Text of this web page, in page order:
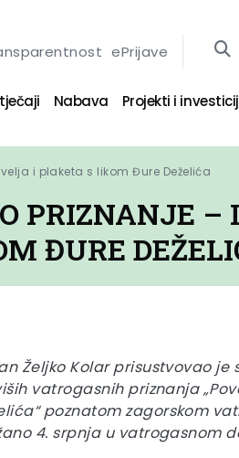
ePrijave
Nabava Projekti i
i plaketa s likom Đure Deželića
PRIZNANJE –
ĐURE
Željko Kolar prisustvovao
vatrogasnih priznanja
poznatom zagorskom
4. srpnja u vatrogasnom